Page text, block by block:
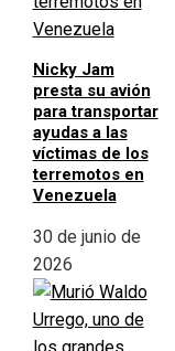
Nicky Jam
presta su avión
para transportar
ayudas a las
víctimas de los
terremotos en
Venezuela
30 de junio de
2026